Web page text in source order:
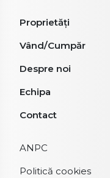
Proprietăți
Vând/Cumpăr
Despre noi
Echipa
Contact
ANPC
Politică cookies